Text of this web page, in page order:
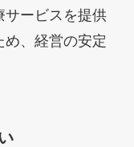
サービスを提供
め、経営の安定